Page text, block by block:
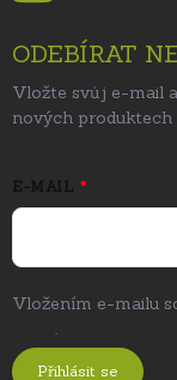
ODEBÍRAT
Vložte svůj e-mail
nových produktech
E-MAIL
Vložením e-mailu
.
Přihlásit se